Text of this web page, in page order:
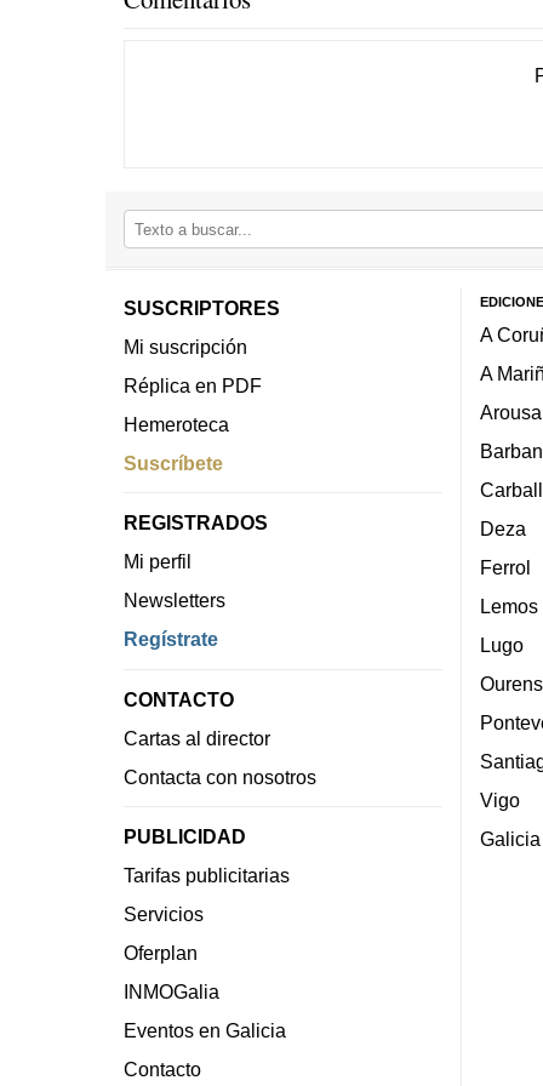
SUSCRIPTORES
Mi suscripción
Réplica en PDF
Hemeroteca
Suscríbete
REGISTRADOS
Mi perfil
Newsletters
Regístrate
CONTACTO
Cartas al director
Contacta con nosotros
PUBLICIDAD
Tarifas publicitarias
Servicios
Oferplan
INMOGalia
Eventos en Galicia
Contacto
A
A
Arousa
Deza
Ferrol
Lemos
Lugo
Vigo